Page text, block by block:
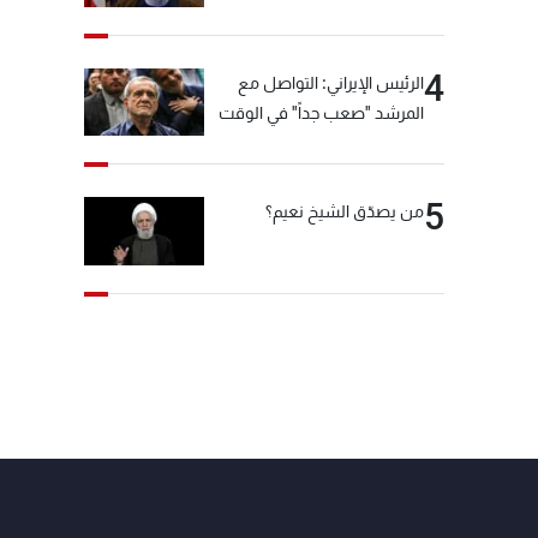
4الرئيس الإيراني: التواصل مع
المرشد "صعب جداً" في الوقت
5من يصدّق الشيخ نعيم؟